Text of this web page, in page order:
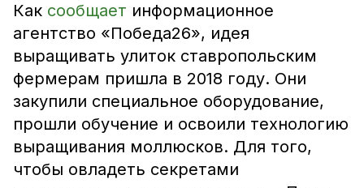
Как сообщает информационное
агентство «Победа26», идея
выращивать улиток ставропольским
фермерам пришла в 2018 году. Они
закупили специальное оборудование,
прошли обучение и освоили технологию
выращивания моллюсков. Для того,
чтобы овладеть секретами